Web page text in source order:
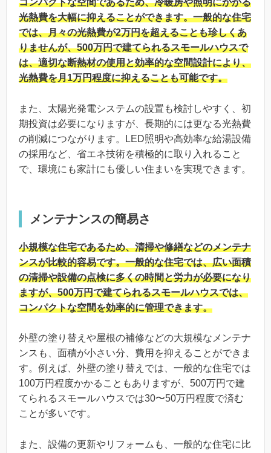
コンパクトな空間であるため、冷暖房や照明にかかる
光熱費を大幅に抑えることができます。一般的な住宅
では、月々の光熱費が2万円を超えることも珍しくあ
りませんが、500万円で建てられるスモールハウスで
は、適切な断熱材の使用と効率的な空間設計により、
光熱費を月1万円程度に抑えることも可能です。
また、太陽光発電システムの設置も検討しやすく、初
期投資は必要になりますが、長期的には更なる光熱費
の削減につながります。LED照明や高効率な給湯設備
の採用など、省エネ技術を積極的に取り入れること
で、環境にも家計にも優しい住まいを実現できます。
メンテナンスの簡易さ
小規模な住宅であるため、清掃や修繕などのメンテナ
ンスが比較的容易です。一般的な住宅では、広い面積
の清掃や設備の点検に多くの時間と労力が必要になり
ますが、500万円で建てられるスモールハウスでは、
コンパクトな空間を効率的に管理できます。
外壁の塗り替えや屋根の補修などの大規模なメンテナ
ンスも、面積が小さい分、費用を抑えることができま
す。例えば、外壁の塗り替えでは、一般的な住宅では
100万円程度かかることもありますが、500万円で建
てられるスモールハウスでは30〜50万円程度で済む
ことが多いです。
また、設備の更新やリフォームも、一般的な住宅に比